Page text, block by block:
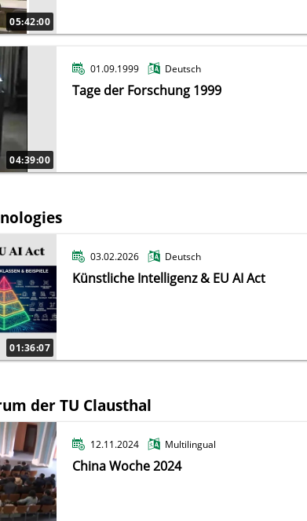
05:42:00
04:39:00
01.09.1999 Deutsch
Tage der Forschung 1999
01:36:07
03.02.2026 Deutsch
Künstliche Intelligenz & EU AI Act
der TU Clausthal
12.11.2024 Multilingual
China Woche 2024